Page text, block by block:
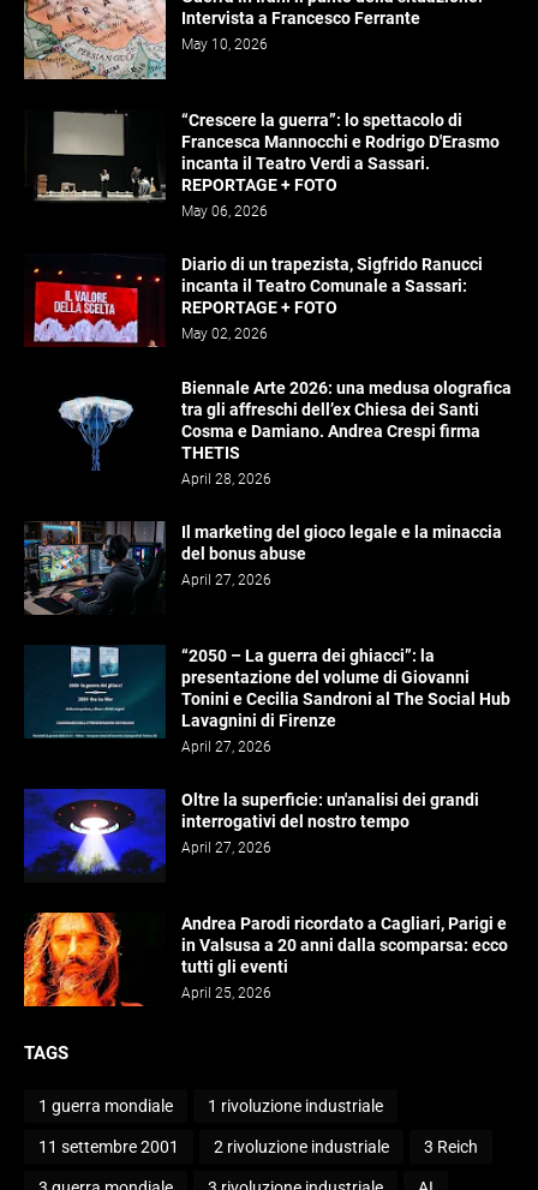
Intervista a Francesco Ferrante
May 10, 2026
“Crescere la guerra”: lo spettacolo di
Francesca Mannocchi e Rodrigo D'Erasmo
incanta il Teatro Verdi a Sassari.
REPORTAGE + FOTO
May 06, 2026
Diario di un trapezista, Sigfrido Ranucci
incanta il Teatro Comunale a Sassari:
REPORTAGE + FOTO
May 02, 2026
Biennale Arte 2026: una medusa olografica
tra gli affreschi dell’ex Chiesa dei Santi
Cosma e Damiano. Andrea Crespi firma
THETIS
April 28, 2026
Il marketing del gioco legale e la minaccia
del bonus abuse
April 27, 2026
“2050 – La guerra dei ghiacci”: la
presentazione del volume di Giovanni
Tonini e Cecilia Sandroni al The Social Hub
Lavagnini di Firenze
April 27, 2026
Oltre la superficie: un'analisi dei grandi
interrogativi del nostro tempo
April 27, 2026
Andrea Parodi ricordato a Cagliari, Parigi e
in Valsusa a 20 anni dalla scomparsa: ecco
tutti gli eventi
April 25, 2026
TAGS
1 guerra mondiale 1 rivoluzione industriale
11 settembre 2001 2 rivoluzione industriale 3 Reich